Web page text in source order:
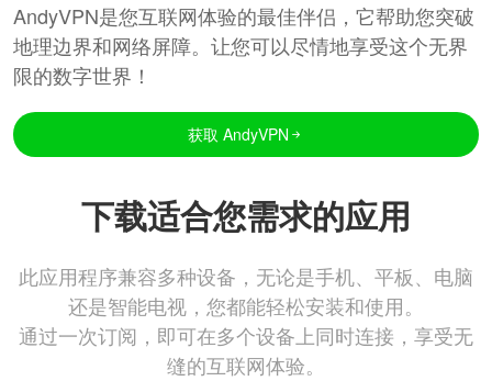
AndyVPN是您互联网体验的最佳伴侣，它帮助您突破
地理边界和网络屏障。让您可以尽情地享受这个无界
限的数字世界！
获取 AndyVPN
下载适合您需求的应用
此应用程序兼容多种设备，无论是手机、平板、电脑
还是智能电视，您都能轻松安装和使用。
通过一次订阅，即可在多个设备上同时连接，享受无
缝的互联网体验。